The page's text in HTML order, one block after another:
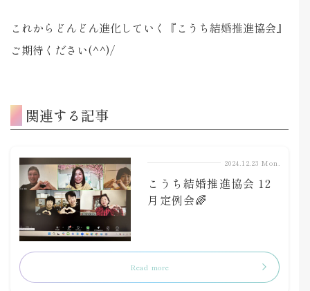
これからどんどん進化していく『こうち結婚推進協会』
ご期待ください(^^)/
関連する記事
2024.12.23 Mon.
こうち結婚推進協会 12
月定例会🌈
Read more